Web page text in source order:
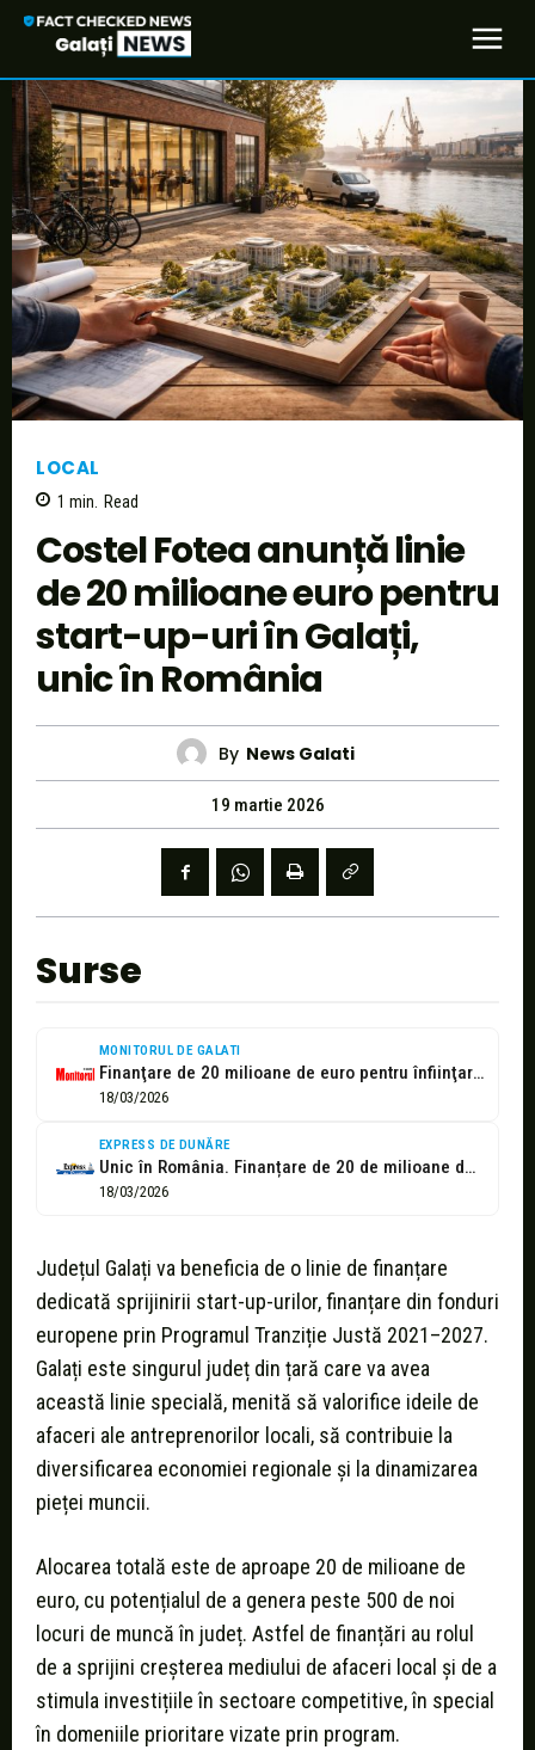
LOCAL
1 min. Read
Costel Fotea anunță linie
de 20 milioane euro pentru
start-up-uri în Galați,
unic în România
By News Galati
19 martie 2026
Surse
MONITORUL DE GALATI
Finanţare de 20 milioane de euro pentru înfiinţarea de noi firme în...
18/03/2026
EXPRESS DE DUNĂRE
Unic în România. Finanțare de 20 de milioane de euro pentru finanțarea...
18/03/2026
Județul Galați va beneficia de o linie de finanțare
dedicată sprijinirii start-up-urilor, finanțare din fonduri
europene prin Programul Tranziție Justă 2021–2027.
Galați este singurul județ din țară care va avea
această linie specială, menită să valorifice ideile de
afaceri ale antreprenorilor locali, să contribuie la
diversificarea economiei regionale și la dinamizarea
pieței muncii.
Alocarea totală este de aproape 20 de milioane de
euro, cu potențialul de a genera peste 500 de noi
locuri de muncă în județ. Astfel de finanțări au rolul
de a sprijini creșterea mediului de afaceri local și de a
stimula investițiile în sectoare competitive, în special
în domeniile prioritare vizate prin program.